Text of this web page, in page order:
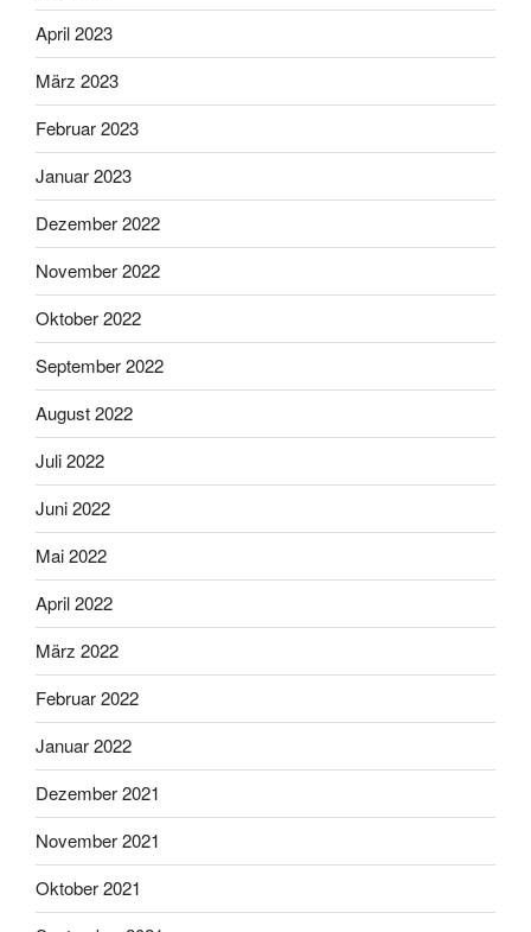
April 2023
März 2023
Februar 2023
Januar 2023
Dezember 2022
November 2022
Oktober 2022
September 2022
August 2022
Juli 2022
Juni 2022
Mai 2022
April 2022
März 2022
Februar 2022
Januar 2022
Dezember 2021
November 2021
Oktober 2021